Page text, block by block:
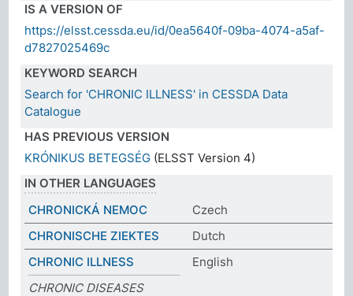
IS A VERSION OF
https://elsst.cessda.eu/id/0ea5640f-09ba-4074-a5af-
d7827025469c
KEYWORD SEARCH
Search for 'CHRONIC ILLNESS' in CESSDA Data
Catalogue
HAS PREVIOUS VERSION
KRÓNIKUS BETEGSÉG (ELSST Version 4)
IN OTHER LANGUAGES
CHRONICKÁ NEMOC
Czech
CHRONISCHE ZIEKTES
Dutch
CHRONIC ILLNESS
English
CHRONIC DISEASES